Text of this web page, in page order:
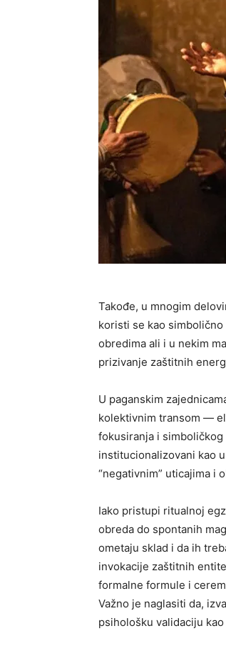
Takođe, u mnogim
koristi se kao
obredima ali i u nekim
prizivanje zaštitnih
U paganskim
kolektivnim transom —
fokusiranja i simboličkog
institucionalizovani kao
“negativnim” uticajima i
Iako pristupi ritualnoj
obreda do spontanih
ometaju sklad i da ih
invokacije zaštitnih
formalne formule i
Važno je naglasiti da,
psihološku validaciju